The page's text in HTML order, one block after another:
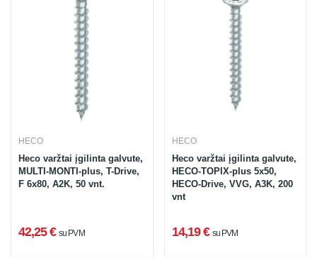
HECO
Heco varžtai įgilinta galvute,
MULTI-MONTI-plus, T-Drive,
F 6x80, A2K, 50 vnt.
42,25 € su PVM
HECO
Heco varžtai įgilinta galvute,
HECO-TOPIX-plus 5x50,
HECO-Drive, VVG, A3K, 200
vnt
14,19 € su PVM